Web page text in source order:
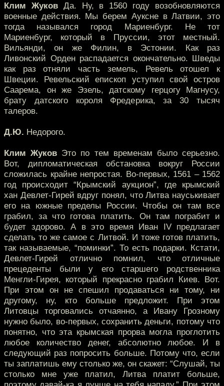
Клим ЖуковДа. Ну, в 1560 году возобновляются
военные действия. Мы берем Ауксне в Латвии, это
тогда назывался город Мариенбург. Не тот
Мариенбург, который в Пруссии, этот местный.
Вильянди, он же Филин, в Эстонии. Как раз
Ливонский Орден распадается окончательно. Шведы
как раз отняли часть земель, Ревель отошел к
Швеции. Ревельский епископ уступил свой остров
Саарема, он же Эзель, датскому герцогу Магнусу,
брату датского короля Фредерика, за 30 тысяч
талеров.
Д.Ю. Недорого.
Клим Жуков Это по тем временам было серьезно.
Вот, дипломатическая обстановка вокруг России
сложилась крайне непростая. Во-первых, 1561 – 1562
год происходит “Крымский аукцион”, где крымский
хан Девлет-Гирей вдруг понял, что Литва науськивает
его на южные пределы России. Чтобы он там все
грабил, за что готова платить. Он там пограбит и
будет здорово. А в это время Иван IV предлагает
сделать то же самое с Литвой. И тоже готов платить,
так называемые, “поминки”. То есть подарки. Кстати,
Девлет-Гирей отлично помнил, что отличные
прецеденты были у его старшего родственника
Менгли-Гирея, который прекрасно грабил Киев. Вот.
При этом он не спешил продаваться ни тому, ни
другому, ну, кто больше предложит. При этом
Литовцы торговались отчаянно, а Ивану Грозному
нужно было, во-первых, сохранить деньги, потому что
понятно, что эта крымская прорва могла проглотить
любое количество денег, абсолютно любое. И в
следующий раз попросить больше. Потому что, если
ты заплатишь ему столько же, он скажет: “Слушай, ты
столько мне уже платил, Литва платит больше,